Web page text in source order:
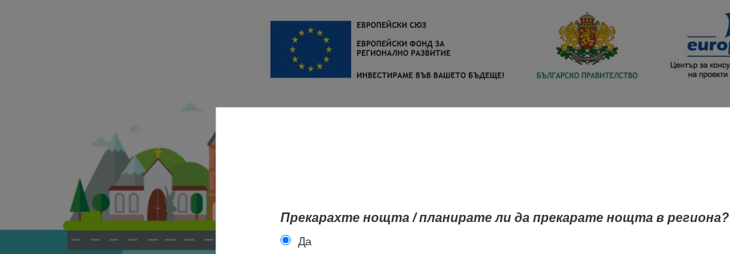
Прекарахте нощта / планирате ли да прекарате нощта в региона?
Да